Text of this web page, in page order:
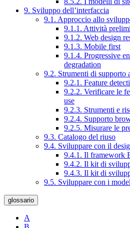
9. Sviluppo dell’interfaccia
9.1. Approccio allo
9.1.1. Attività
9.1.2. Web design
9.1.3. Mobile first
9.1.4. Progressive
degradation
9.2. Strumenti di supporto
9.2.1. Feature
9.2.2. Verificare le
use
9.2.3. Strumenti e
9.2.4. Supporto
9.2.5. Misurare le
9.3. Catalogo del riuso
9.4. Sviluppare con il
9.4.1. Il framework
9.4.2. Il kit di
9.4.3. Il kit di
9.5. Sviluppare con i
glossario
A